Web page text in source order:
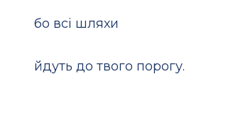
бо всі шляхи
йдуть до твого порогу.